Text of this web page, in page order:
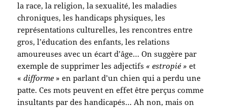
la race, la religion, la sexualité, les maladies
chroniques, les handicaps physiques, les
représentations culturelles, les rencontres entre
gros, l’éducation des enfants, les relations
amoureuses avec un écart d’âge… On suggère par
exemple de supprimer les adjectifs « estropié » et
«difforme » en parlant d’un chien qui a perdu une
patte. Ces mots peuvent en effet être perçus comme
insultants par des handicapés… Ah non, mais on